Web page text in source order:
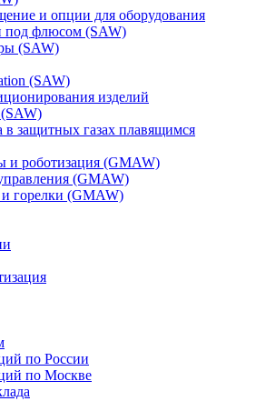
и опции для оборудования
под флюсом (SAW)
(SAW)
(SAW)
изделий
в защитных газах плавящимся
и роботизация (GMAW)
(GMAW)
горелки (GMAW)
по России
по Москве